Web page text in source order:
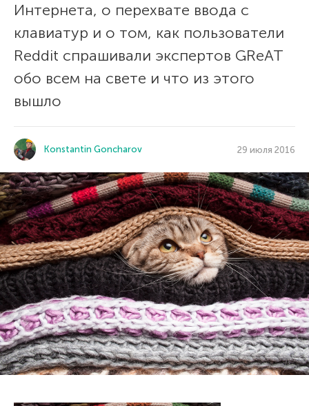
Интернета, о перехвате ввода с
клавиатур и о том, как пользователи
Reddit спрашивали экспертов GReAT
обо всем на свете и что из этого
вышло
Konstantin Goncharov 29 июля 2016